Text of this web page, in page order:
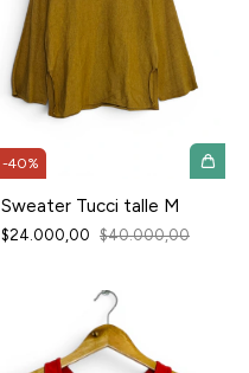
-40%
Sweater Tucci talle M
$24.000,00 $40.000,00